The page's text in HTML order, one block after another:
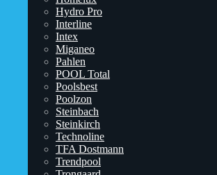
Hydro Pro
Interline
Intex
Miganeo
Pahlen
POOL Total
Poolsbest
Poolzon
Steinbach
Steinkirch
Technoline
TFA Dostmann
‎Trendpool